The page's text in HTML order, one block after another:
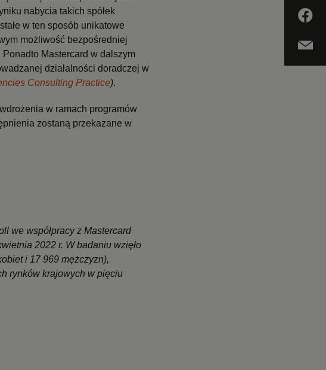
nabycia takich spółek
w ten sposób unikatowe
możliwość bezpośredniej
Mastercard w dalszym
działalności doradczej w
Consulting Practice).
w ramach programów
zostaną przekazane w
we współpracy z Mastercard
2022 r. W badaniu wzięło
i 17 969 mężczyzn),
rynków krajowych w pięciu